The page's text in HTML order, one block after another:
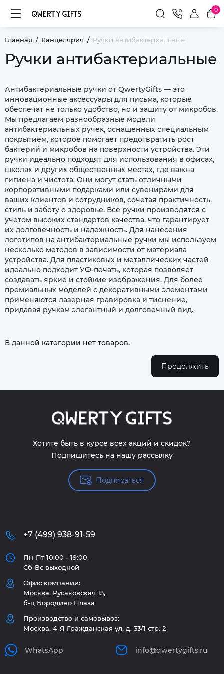
0
Главная Канцелярия Ручки антибактериальные
Ручки антибактериальные
Антибактериальные ручки от QwertyGifts — это
инновационные аксессуары для письма, которые
обеспечат не только удобство, но и защиту от микробов.
Мы предлагаем разнообразные модели
антибактериальных ручек, оснащенных специальным
покрытием, которое помогает предотвратить рост
бактерий и микробов на поверхности устройства. Эти
ручки идеально подходят для использования в офисах,
школах и других общественных местах, где важна
гигиена и чистота. Они могут стать отличными
корпоративными подарками или сувенирами для
ваших клиентов и сотрудников, сочетая практичность,
стиль и заботу о здоровье. Все ручки производятся с
учетом высоких стандартов качества, что гарантирует
их долговечность и надежность. Для нанесения
логотипов на антибактериальные ручки мы используем
несколько методов в зависимости от материала
устройства. Для пластиковых и металлических частей
идеально подходит УФ-печать, которая позволяет
создавать яркие и стойкие изображения. Для более
премиальных моделей с декоративными элементами
применяются лазерная гравировка и тиснение,
придавая ручкам элегантный и долговечный вид.
В данной категории нет товаров.
Продолжить
Хотите быть в курсе всех акций и скидок?
Подпишитесь на нашу рассылку
Подписаться
+7 (499) 938-91-59
Пн-Пт 10:00 - 19:00,
Сб-Вс выходной
Офис компании:
Москва, Русаковская 13,
б-ц Бородино Плаза
Производство и самовывоз:
Москва, 4-Я Гражданская ул, д. 33/1 стр. 2
WhatsApp info@qwertygifts.ru